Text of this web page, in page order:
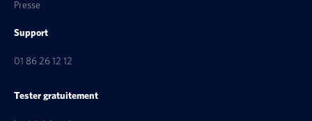
Presse
Support
01 86 26 12 12
Tester gratuitement